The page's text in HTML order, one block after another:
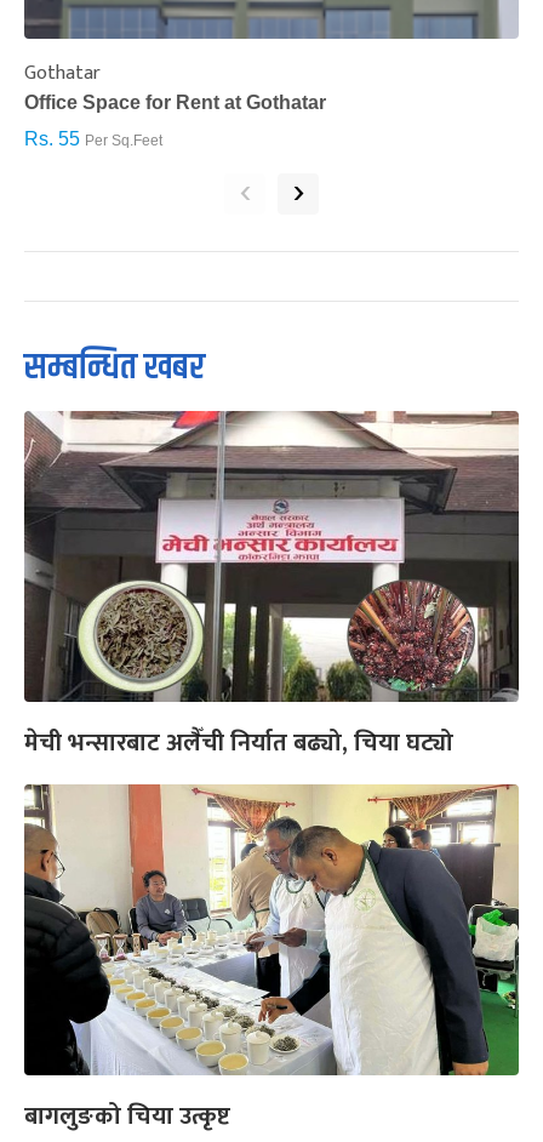
Gothatar
Office Space for Rent at Gothatar
Rs. 55 Per Sq.Feet
‹ ›
सम्बन्धित खबर
मेची भन्सारबाट अलैँची निर्यात बढ्यो, चिया घट्यो
बागलुङको चिया उत्कृष्ट